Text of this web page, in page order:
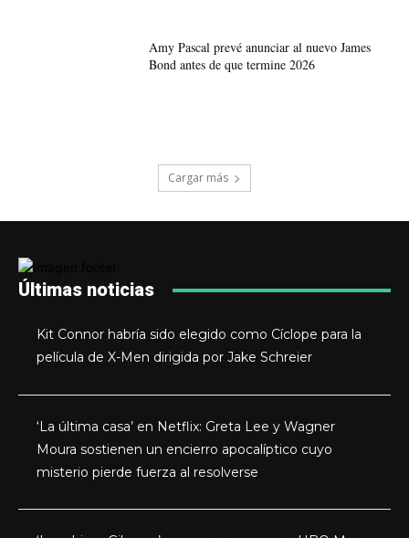
Amy Pascal prevé anunciar al nuevo James
Bond antes de que termine 2026
Cargar más
Últimas noticias
Kit Connor habría sido elegido como Cíclope para la
película de X-Men dirigida por Jake Schreier
‘La última casa’ en Netflix: Greta Lee y Wagner
Moura sostienen un encierro apocalíptico cuyo
misterio pierde fuerza al resolverse